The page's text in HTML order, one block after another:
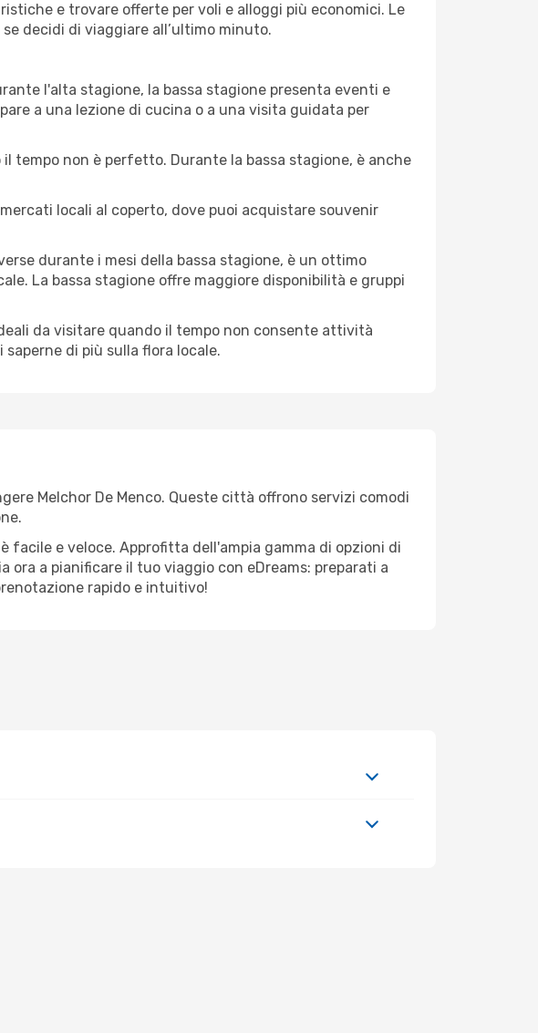
e trovare offerte per voli e alloggi più economici. Le
decidi di viaggiare all’ultimo minuto.
l'alta stagione, la bassa stagione presenta eventi e
a una lezione di cucina o a una visita guidata per
tempo non è perfetto. Durante la bassa stagione, è anche
locali al coperto, dove puoi acquistare souvenir
durante i mesi della bassa stagione, è un ottimo
La bassa stagione offre maggiore disponibilità e gruppi
da visitare quando il tempo non consente attività
di più sulla flora locale.
Melchor De Menco. Queste città offrono servizi comodi
facile e veloce. Approfitta dell'ampia gamma di opzioni di
a pianificare il tuo viaggio con eDreams: preparati a
rapido e intuitivo!